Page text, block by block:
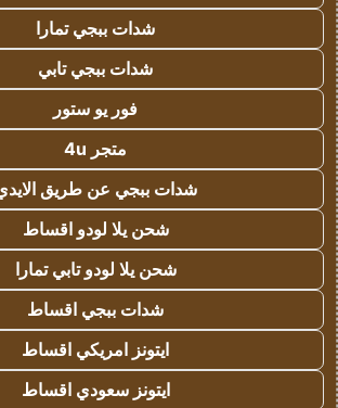
شدات ببجي تمارا
شدات ببجي تابي
فور يو ستور
متجر 4u
شدات ببجي عن طريق
شحن يلا لودو اقساط
شحن يلا لودو تابي تمارا
شدات ببجي اقساط
ايتونز امريكي اقساط
ايتونز سعودي اقساط